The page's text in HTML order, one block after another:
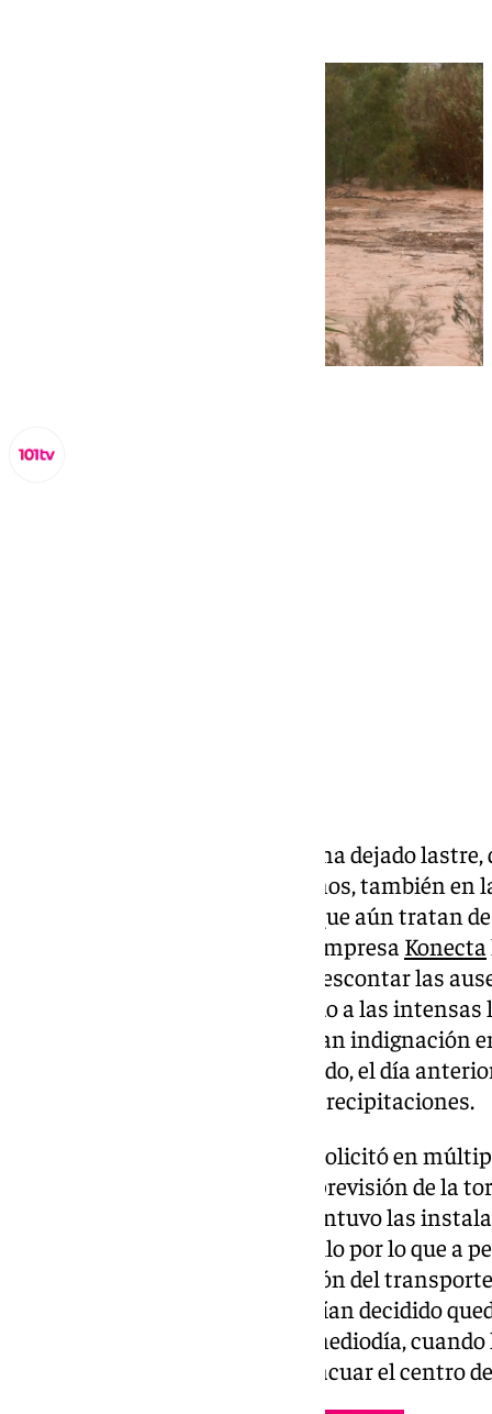
del pasado miércoles ha dejado
hogares de cientos de malagueños, también
otras personas de la provincia que aún tratan
noviembre. En este sentido, la empresa Konecta
Empresa (CGT) su decisión de descontar las
el pasado 13 de noviembre debido a las
una medida que ha generado gran indignación
especialmente tras haber recibido, el día
sobre la alerta roja por fuertes precipitaciones.
Aunque el Comité de Empresa solicitó en
medidas de teletrabajo ante la previsión de la
respondió a las peticiones y mantuvo las
concretan desde CGT. Fue por ello por lo que a
la situación, como la paralización del
ríos, muchos trabajadores habrían decidido
en peligro su seguridad y ya al mediodía,
finalmente habría ordenado evacuar el centro